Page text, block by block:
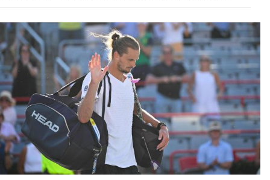
Untermenü
Untermenü
Untermenü